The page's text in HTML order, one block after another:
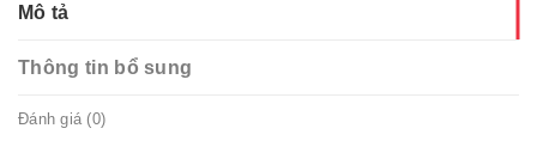
Mô tả
Thông tin bổ sung
Đánh giá (0)